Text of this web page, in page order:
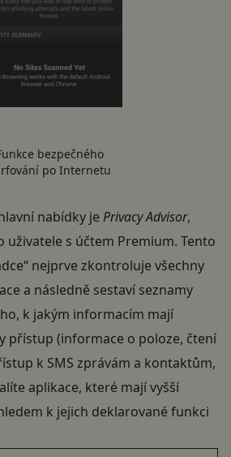
bezpečného
po Internetu
nabídky jePrivacy Advisor,
uživatele s účtem Premium. Tento
nejprve zkontroluje všechny
a následně sestaví seznamy
k jakým informacím mají
přístup (informace o poloze, čtení
k SMS zprávám a kontaktům,
aplikace, které mají vyšší
k jejich deklarované funkci